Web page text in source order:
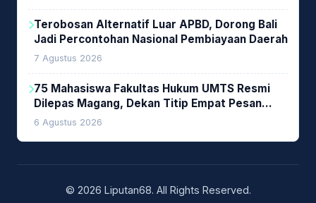
Terobosan Alternatif Luar APBD, Dorong Bali
Jadi Percontohan Nasional Pembiayaan Daerah
7 Agustus 2026
75 Mahasiswa Fakultas Hukum UMTS Resmi
Dilepas Magang, Dekan Titip Empat Pesan
Penting
6 Agustus 2026
© 2026 Liputan68. All Rights Reserved.